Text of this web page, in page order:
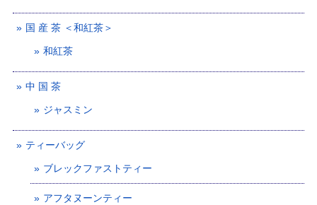
国 産 茶 ＜和紅茶＞
和紅茶
中 国 茶
ジャスミン
ティーバッグ
ブレックファストティー
アフタヌーンティー